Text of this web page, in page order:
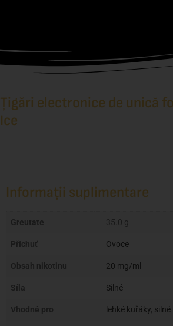
Țigări electronice de unică
Ice
Informații suplimentare
Greutate 35.0 g
Příchuť Ovoce
Obsah nikotinu 20 mg/ml
Síla Silné
Vhodné pro lehké kuřáky, silné